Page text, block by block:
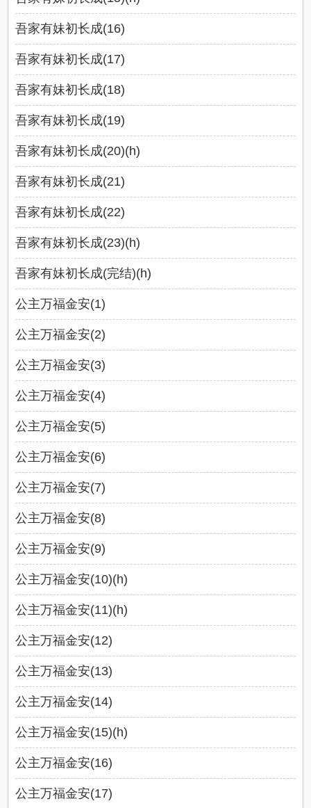
吾家有妹初长成(16)
吾家有妹初长成(17)
吾家有妹初长成(18)
吾家有妹初长成(19)
吾家有妹初长成(20)(h)
吾家有妹初长成(21)
吾家有妹初长成(22)
吾家有妹初长成(23)(h)
吾家有妹初长成(完结)(h)
公主万福金安(1)
公主万福金安(2)
公主万福金安(3)
公主万福金安(4)
公主万福金安(5)
公主万福金安(6)
公主万福金安(7)
公主万福金安(8)
公主万福金安(9)
公主万福金安(10)(h)
公主万福金安(11)(h)
公主万福金安(12)
公主万福金安(13)
公主万福金安(14)
公主万福金安(15)(h)
公主万福金安(16)
公主万福金安(17)